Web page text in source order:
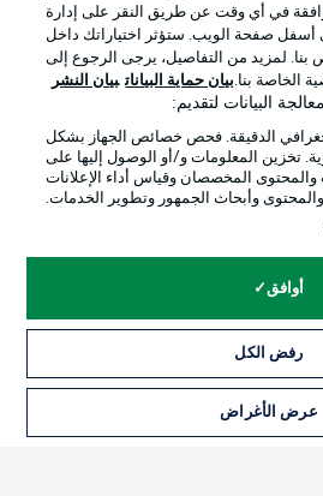
الإخطارات القانونية
الوظائف
تواصل معنا
في أي وقت عن طريق النقر على إدارة
أسفل صفحة الويب. ستؤثر اختياراتك داخل
بنا. لمزيد من التفاصيل، يرجى الرجوع إلى
الخاصة بنا.بيان حماية البيانات بيان النشر
البيانات لتقديم:
الدقيقة. فحص خصائص الجهاز بشكل
تخزين المعلومات و/أو الوصول إليها على
والمحتوى المخصصان وقياس أداء الإعلانات
والمحتوى وأبحاث الجمهور وتطوير الخدمات.
أوافق
رفض الكل
عرض الأغراض